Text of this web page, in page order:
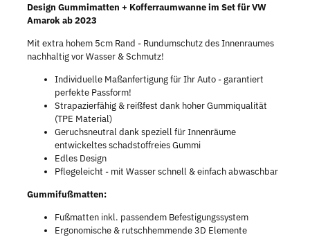
Design Gummimatten + Kofferraumwanne im Set für VW
Amarok ab 2023
Mit extra hohem 5cm Rand - Rundumschutz des Innenraumes
nachhaltig vor Wasser & Schmutz!
Individuelle Maßanfertigung für Ihr Auto - garantiert
perfekte Passform!
Strapazierfähig & reißfest dank hoher Gummiqualität
(TPE Material)
Geruchsneutral dank speziell für Innenräume
entwickeltes schadstoffreies Gummi
Edles Design
Pflegeleicht - mit Wasser schnell & einfach abwaschbar
Gummifußmatten:
Fußmatten inkl. passendem Befestigungssystem
Ergonomische & rutschhemmende 3D Elemente